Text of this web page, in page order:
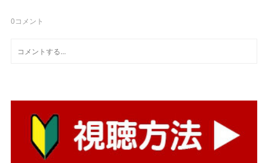
0コメント